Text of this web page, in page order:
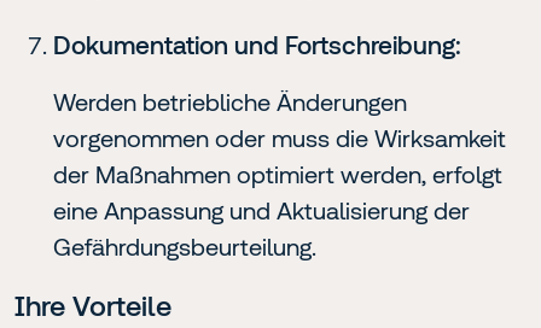
Dokumentation und Fortschreibung:
Werden betriebliche Änderungen
vorgenommen oder muss die Wirksamkeit
der Maßnahmen optimiert werden, erfolgt
eine Anpassung und Aktualisierung der
Gefährdungsbeurteilung.
Ihre Vorteile